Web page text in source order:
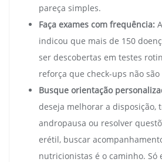
pareça simples.
Faça exames com frequência: A
indicou que mais de 150
ser descobertas em testes
reforça que check-ups não são
Busque orientação
deseja melhorar a disposição,
andropausa ou resolver
erétil, buscar
nutricionistas é o caminho. Só